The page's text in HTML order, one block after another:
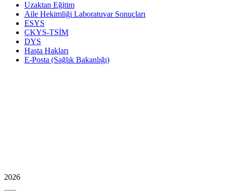
Uzaktan Eğitim
Aile Hekimliği Laboratuvar Sonuçları
ESYS
ÇKYS-TSİM
DYS
Hasta Hakları
E-Posta (Sağlık Bakanlığı)
2026